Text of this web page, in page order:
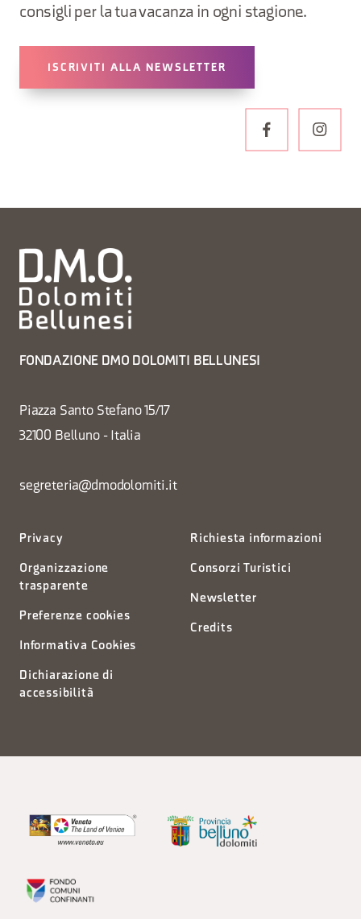
consigli per la tua vacanza in ogni stagione.
ISCRIVITI ALLA NEWSLETTER
FONDAZIONE DMO DOLOMITI BELLUNESI
Piazza Santo Stefano 15/17
32100 Belluno - Italia
segreteria@dmodolomiti.it
Privacy
Organizzazione
trasparente
Preferenze cookies
Informativa Cookies
Dichiarazione di
accessibilità
Richiesta informazioni
Consorzi Turistici
Newsletter
Credits